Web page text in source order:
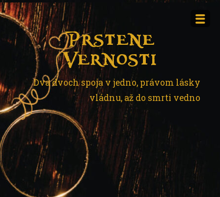
Skip
to
content
Prstene
Vernosti
Dva dvoch spoja v jedno, právom lásky
vládnu, až do smrti vedno